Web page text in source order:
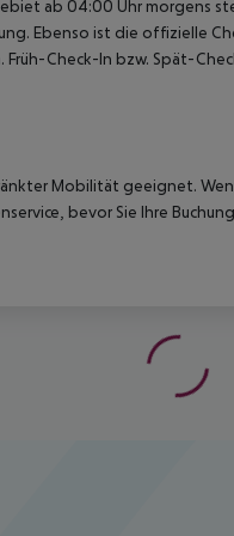
ab 04:00 Uhr morgens
Ebenso ist die offizielle
Früh-Check-In bzw. Spät-
Mobilität geeignet.
bevor Sie Ihre